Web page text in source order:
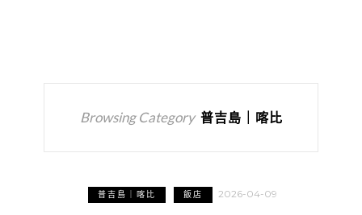
Browsing Category 普吉島｜喀比
普吉島｜喀比 飯店 2026-04-09